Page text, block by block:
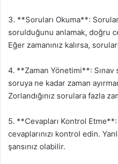
3. **Soruları Okuma**:
sorulduğunu anlamak, doğru
Eğer zamanınız kalırsa,
4. **Zaman Yönetimi**:
soruya ne kadar zaman
Zorlandığınız sorulara fazla
5. **Cevapları Kontrol
cevaplarınızı kontrol edin.
şansınız olabilir.